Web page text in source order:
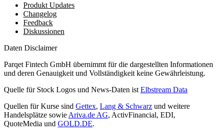
Produkt Updates
Changelog
Feedback
Diskussionen
Daten Disclaimer
Parqet Fintech GmbH übernimmt für die dargestellten Informationen
und deren Genauigkeit und Vollständigkeit keine Gewährleistung.
Quelle für Stock Logos und News-Daten ist Elbstream Data
Quellen für Kurse sind Gettex, Lang & Schwarz und weitere
Handelsplätze sowie Ariva.de AG, ActivFinancial, EDI,
QuoteMedia und GOLD.DE.